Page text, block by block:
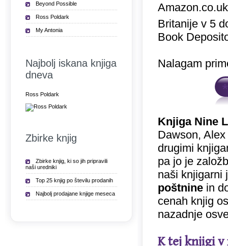
Britanije v 5
Book
Nalagam
Knjiga Nine
Dawson,
drugimi
pa jo je
naši knjigarni
poštnine in
cenah knjig
nazadnje
K tej knjigi v
Beyond Possible
Ross Poldark
My Antonia
Najbolj iskana knjiga
dneva
Ross Poldark
Zbirke knjig
Zbirke knjig, ki so jih pripravili
naši uredniki
Top 25 knjig po številu prodanih
Najbolj prodajane knjige meseca